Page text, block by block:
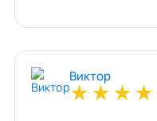
Виктор
★★★★